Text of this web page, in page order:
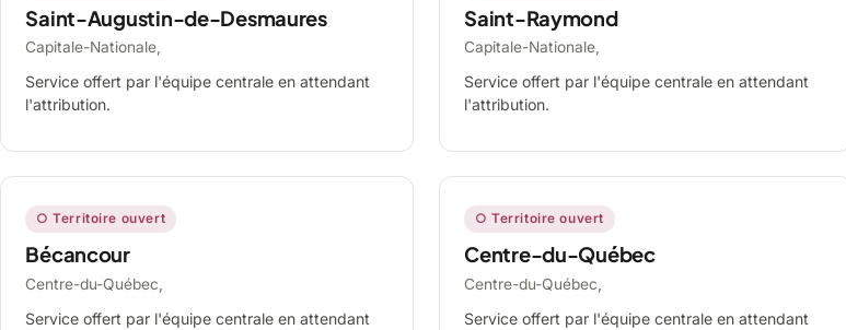
Saint-Augustin-de-Desmaures
Capitale-Nationale,
Service offert par l'équipe centrale en attendant
l'attribution.
Saint-Raymond
Capitale-Nationale,
Service offert par l'équipe centrale en attendant
l'attribution.
○ Territoire ouvert
Bécancour
Centre-du-Québec,
Service offert par l'équipe centrale en attendant
○ Territoire ouvert
Centre-du-Québec
Centre-du-Québec,
Service offert par l'équipe centrale en attendant